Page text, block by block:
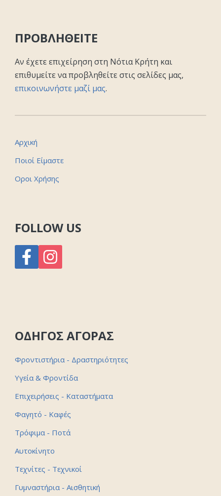
ΠΡΟΒΛΗΘΕΙΤΕ
Αν έχετε επιχείρηση στη Νότια Κρήτη και
επιθυμείτε να προβληθείτε στις σελίδες μας,
επικοινωνήστε μαζί μας.
Αρχική
Ποιοί Είμαστε
Οροι Χρήσης
FOLLOW US
ΟΔΗΓΟΣ ΑΓΟΡΑΣ
Φροντιστήρια - Δραστηριότητες
Υγεία & Φροντίδα
Επιχειρήσεις - Καταστήματα
Φαγητό - Καφές
Τρόφιμα - Ποτά
Αυτοκίνητο
Τεχνίτες - Τεχνικοί
Γυμναστήρια - Αισθητική